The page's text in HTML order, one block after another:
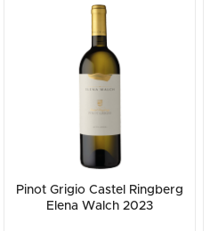
Pinot Grigio Castel Ringberg
Elena Walch 2023